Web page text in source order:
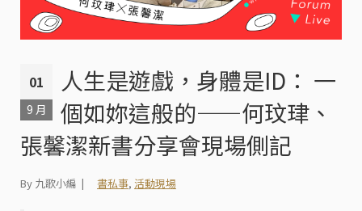
01
9 月
人生是遊戲，身體是ID： 一
個如妳這般的——何玟珒、
張馨潔新書分享會現場側記
By 九歌小編 書私事, 活動現場